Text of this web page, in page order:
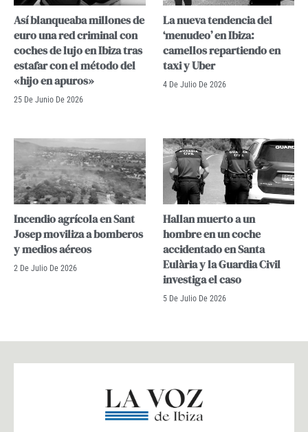
Así blanqueaba millones de
euro una red criminal con
coches de lujo en Ibiza tras
estafar con el método del
«hijo en apuros»
25 De Junio De 2026
La nueva tendencia del
‘menudeo’ en Ibiza:
camellos repartiendo en
taxi y Uber
4 De Julio De 2026
Incendio agrícola en Sant
Josep moviliza a bomberos
y medios aéreos
2 De Julio De 2026
Hallan muerto a un
hombre en un coche
accidentado en Santa
Eulària y la Guardia Civil
investiga el caso
5 De Julio De 2026